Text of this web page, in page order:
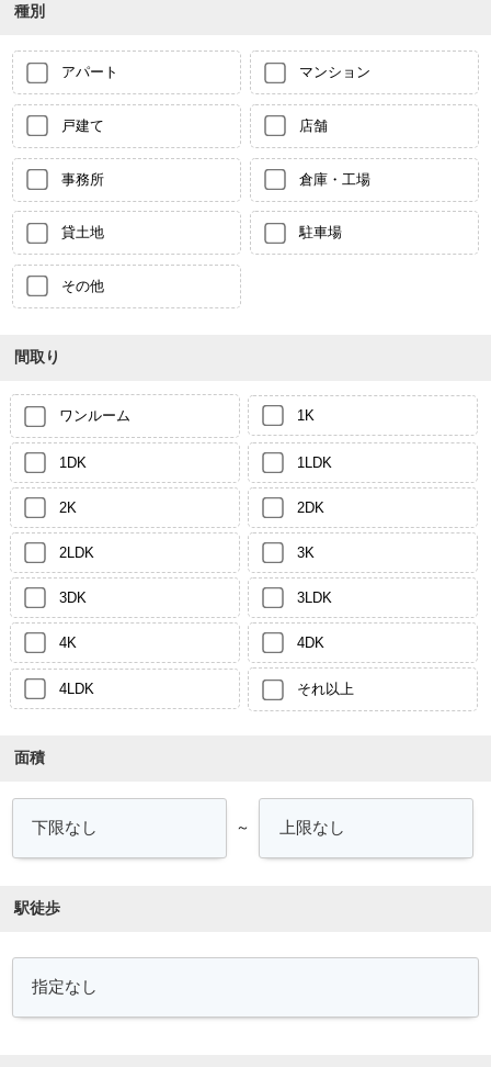
種別
アパート マンション
戸建て 店舗
事務所 倉庫・工場
貸土地 駐車場
その他
間取り
ワンルーム 1K
1DK 1LDK
2K 2DK
2LDK 3K
3DK 3LDK
4K 4DK
4LDK それ以上
面積
～
駅徒歩